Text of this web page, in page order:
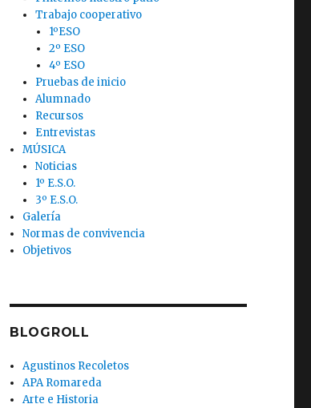
Trabajo cooperativo
1ºESO
2º ESO
4º ESO
Pruebas de inicio
Alumnado
Recursos
Entrevistas
MÚSICA
Noticias
1º E.S.O.
3º E.S.O.
Galería
Normas de convivencia
Objetivos
BLOGROLL
Agustinos Recoletos
APA Romareda
Arte e Historia